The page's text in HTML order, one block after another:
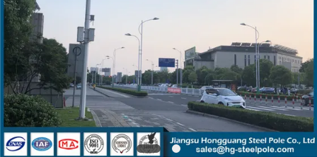
SITEMAP
DATENSCHUTZ-
BESTIMMUNGEN